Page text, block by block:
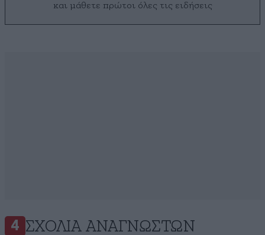
και μάθετε πρώτοι όλες τις ειδήσεις
4 ΣΧΌΛΙΑ ΑΝΑΓΝΩΣΤΏΝ